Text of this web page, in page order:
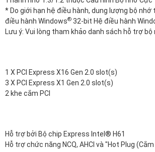
* Do giới hạn hệ điều hành, dung lượng bộ
điều hành Windows® 32-bit Hệ điều hành
Lưu ý: Vui lòng tham khảo danh sách hỗ trợ
1 X PCI Express X16 Gen 2.0 slot(s)
3 X PCI Express X1 Gen 2.0 slot(s)
2 khe cắm PCI
Hỗ trợ bởi Bộ chip Express Intel® H61
Hỗ trợ chức năng NCQ, AHCI và "Hot Plug